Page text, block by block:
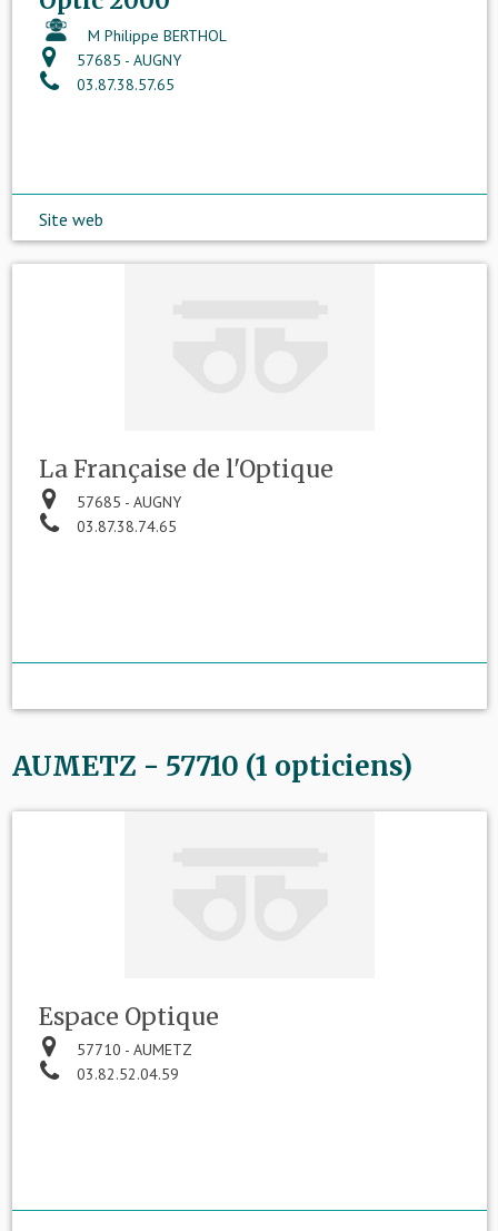
M Philippe BERTHOL
57685 - AUGNY
03.87.38.57.65
Site web
La Française de l'Optique
57685 - AUGNY
03.87.38.74.65
AUMETZ - 57710 (1 opticiens)
Espace Optique
57710 - AUMETZ
03.82.52.04.59